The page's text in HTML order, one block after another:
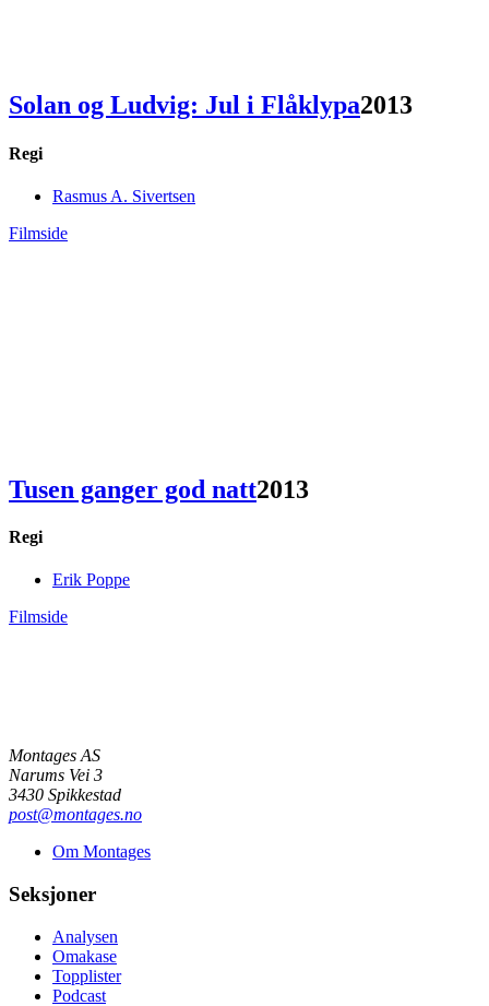
Solan og Ludvig: Jul i Flåklypa2013
Regi
Rasmus A. Sivertsen
Filmside
Tusen ganger god natt2013
Regi
Erik Poppe
Filmside
Montages AS
Narums Vei 3
3430 Spikkestad
post@montages.no
Om Montages
Seksjoner
Analysen
Omakase
Topplister
Podcast